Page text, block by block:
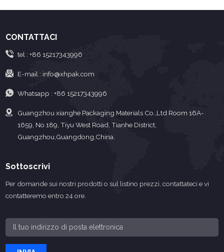
CONTATTACI
tel : +86 15217343996
E-mail :info@xhpak.com
Whatsapp : +86 15217343996
Guangzhou xianghe Packaging Materials Co.,Ltd Room 16A-
1659, No.189, Tiyu West Road, Tianhe District,
Guangzhou,Guangdong,China.
Sottoscrivi
Per domande sui nostri prodotti o sul listino prezzi, contattateci e vi
contatteremo entro 24 ore.